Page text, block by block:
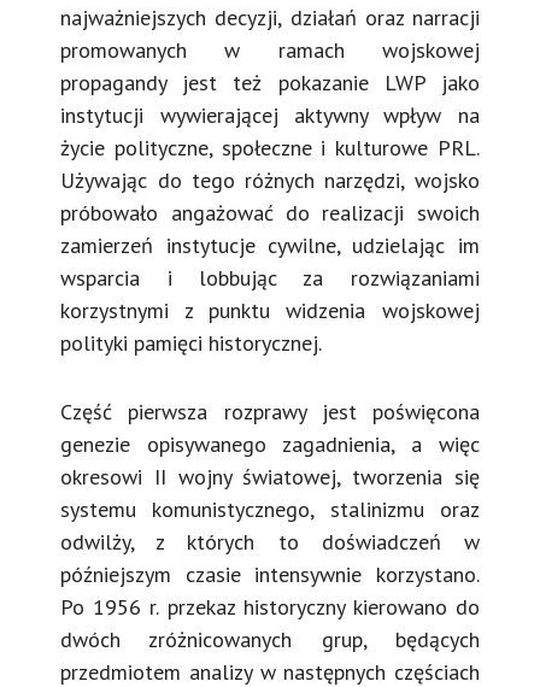
najważniejszych decyzji, działań oraz narracji
promowanych w ramach wojskowej
propagandy jest też pokazanie LWP jako
instytucji wywierającej aktywny wpływ na
życie polityczne, społeczne i kulturowe PRL.
Używając do tego różnych narzędzi, wojsko
próbowało angażować do realizacji swoich
zamierzeń instytucje cywilne, udzielając im
wsparcia i lobbując za rozwiązaniami
korzystnymi z punktu widzenia wojskowej
polityki pamięci historycznej.
Część pierwsza rozprawy jest poświęcona
genezie opisywanego zagadnienia, a więc
okresowi II wojny światowej, tworzenia się
systemu komunistycznego, stalinizmu oraz
odwilży, z których to doświadczeń w
późniejszym czasie intensywnie korzystano.
Po 1956 r. przekaz historyczny kierowano do
dwóch zróżnicowanych grup, będących
przedmiotem analizy w następnych częściach